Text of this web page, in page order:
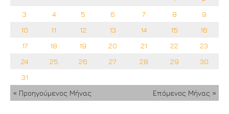
3
4 5 6 7 8
9
10
11 12 13 14 15
16
17
18 19 20 21 22
23
24
25 26 27 28 29
30
31
« Προηγούμενος Μήνας
Επόμενος Μήνας »